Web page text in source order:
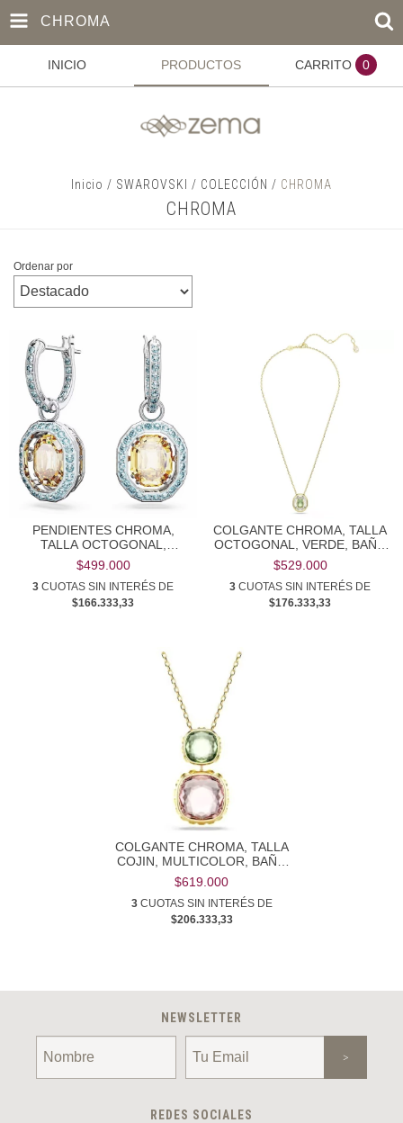
CHROMA
INICIO PRODUCTOS CARRITO 0
Inicio / SWAROVSKI / COLECCIÓN / CHROMA
CHROMA
Ordenar por
PENDIENTES CHROMA,
TALLA OCTOGONAL,
MULTICOLORES, BAÑO DE
RODIO
$499.000
3 CUOTAS SIN INTERÉS DE
$166.333,33
COLGANTE CHROMA, TALLA
OCTOGONAL, VERDE, BAÑO
TONO ORO
$529.000
3 CUOTAS SIN INTERÉS DE
$176.333,33
COLGANTE CHROMA, TALLA
COJIN, MULTICOLOR, BAÑO
TONO ORO
$619.000
3CUOTAS SIN INTERÉS DE
$206.333,33
NEWSLETTER
REDES SOCIALES